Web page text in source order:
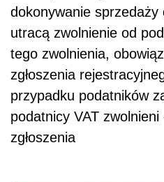
dokonywanie sprzedaży
utracą zwolnienie od
tego zwolnienia,
zgłoszenia
przypadku podatników
podatnicy VAT
zgłoszenia